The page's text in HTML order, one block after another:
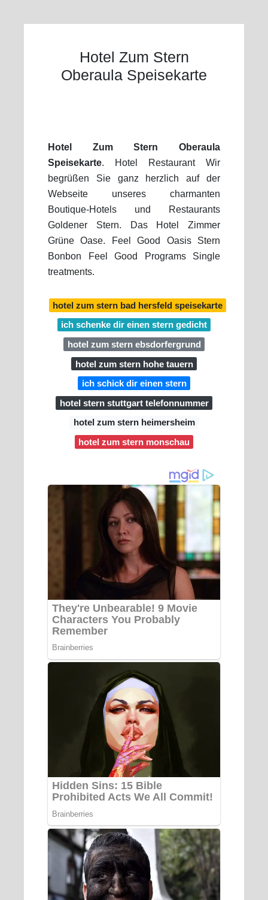
Hotel Zum Stern
Oberaula Speisekarte
Hotel Zum Stern Oberaula
Speisekarte. Hotel Restaurant Wir
begrüßen Sie ganz herzlich auf der
Webseite unseres charmanten
Boutique-Hotels und Restaurants
Goldener Stern. Das Hotel Zimmer
Grüne Oase. Feel Good Oasis Stern
Bonbon Feel Good Programs Single
treatments.
hotel zum stern bad hersfeld speisekarte
ich schenke dir einen stern gedicht
hotel zum stern ebsdorfergrund
hotel zum stern hohe tauern
ich schick dir einen stern
hotel stern stuttgart telefonnummer
hotel zum stern heimersheim
hotel zum stern monschau